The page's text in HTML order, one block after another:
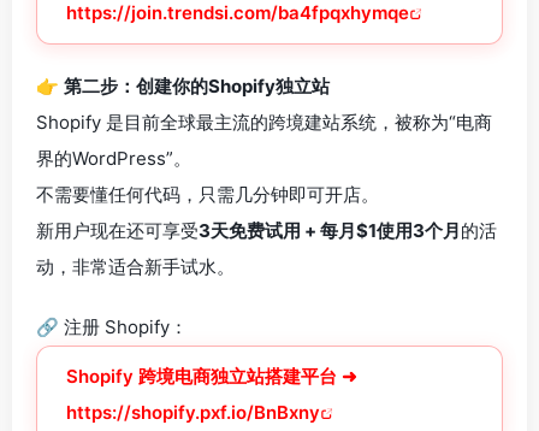
https://join.trendsi.com/ba4fpqxhymqe
👉 第二步：创建你的Shopify独立站
Shopify 是目前全球最主流的跨境建站系统，被称为“电商
界的WordPress”。
不需要懂任何代码，只需几分钟即可开店。
新用户现在还可享受3天免费试用 + 每月$1使用3个月的活
动，非常适合新手试水。
🔗 注册 Shopify：
Shopify 跨境电商独立站搭建平台 ➜
https://shopify.pxf.io/BnBxny